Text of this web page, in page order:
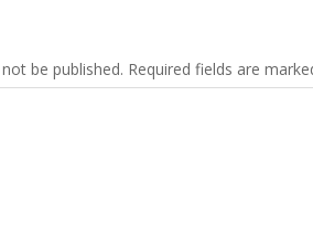
be published. Required fields are